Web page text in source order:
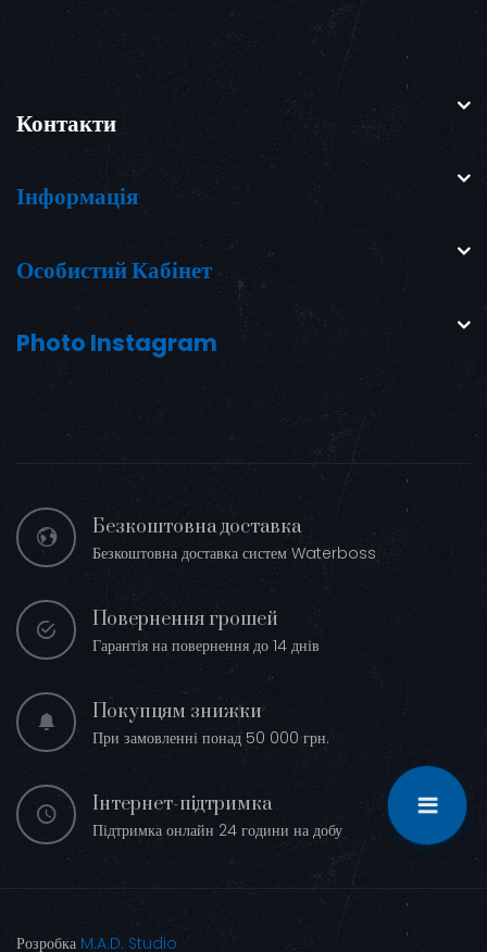
Контакти
Інформація
Особистий Кабінет
Photo Instagram
Безкоштовна доставка
Безкоштовна доставка систем Waterboss
Повернення грошей
Гарантія на повернення до 14 днів
Покупцям знижки
При замовленні понад 50 000 грн.
Інтернет-підтримка
Підтримка онлайн 24 години на добу
Розробка M.A.D. Studio